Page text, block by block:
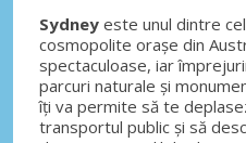
Sydney este unul dintre
cosmopolite orașe din
spectaculoase, iar
parcuri naturale și
îți va permite să te
transportul public și să